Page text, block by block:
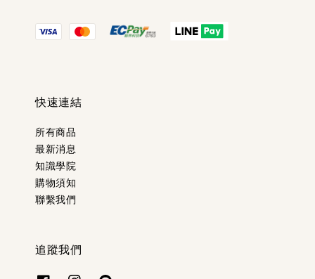
快速連結
所有商品
最新消息
知識學院
購物須知
聯繫我們
追蹤我們